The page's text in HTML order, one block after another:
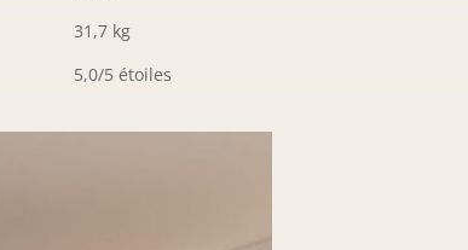
31,7 kg
5,0/5 étoiles